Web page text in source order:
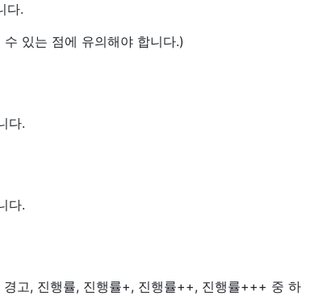
다.
있는 점에 유의해야 합니다.)
다.
다.
고, 진행률, 진행률+, 진행률++, 진행률+++ 중 하